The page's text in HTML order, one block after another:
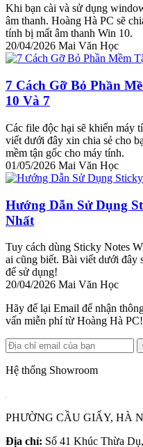
Khi bạn cài và sử dụng
âm thanh. Hoàng Hà PC sẽ
tính bị mất âm thanh Win 10.
20/04/2026 Mai Văn Học
7 Cách Gỡ Bỏ Phần
10 Và 7
Các file độc hại sẽ khiến máy
viết dưới đây xin chia sẻ cho
mềm tận gốc cho máy tính.
01/05/2026 Mai Văn Học
Hướng Dẫn Sử Dụng
Nhất
Tuy cách dùng Sticky Notes
ai cũng biết. Bài viết dưới đây
để sử dụng!
20/04/2026 Mai Văn Học
Hãy để lại Email để nhận
vấn miễn phí từ Hoàng Hà PC!
Hệ thống Showroom
PHƯỜNG CẦU GIẤY, HÀ
Địa chỉ: Số 41 Khúc Thừa